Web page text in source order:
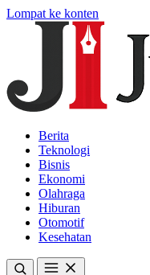
Lompat ke konten
Berita
Teknologi
Bisnis
Ekonomi
Olahraga
Hiburan
Otomotif
Kesehatan